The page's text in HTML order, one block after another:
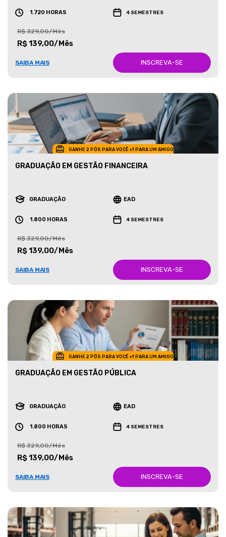
1.720 HORAS 4 SEMESTRES
R$ 329,00/Mês
R$ 139,00/Mês
SAIBA MAIS INSCREVA-SE
GANHE 2 PÓS PARA VOCÊ +1 PARA UM AMIGO
GRADUAÇÃO EM GESTÃO FINANCEIRA
GRADUAÇÃO EAD
1.800 HORAS 4 SEMESTRES
R$ 329,00/Mês
R$ 139,00/Mês
SAIBA MAIS INSCREVA-SE
GANHE 2 PÓS PARA VOCÊ +1 PARA UM AMIGO
GRADUAÇÃO EM GESTÃO PÚBLICA
GRADUAÇÃO EAD
1.800 HORAS 4 SEMESTRES
R$ 329,00/Mês
R$ 139,00/Mês
SAIBA MAIS INSCREVA-SE